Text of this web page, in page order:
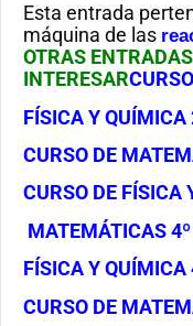
Esta entrada
máquina de las
OTRAS
INTERESAR
FÍSICA Y QUÍMICA
CURSO DE
CURSO DE FÍSICA
MATEMÁTICAS 4º
FÍSICA Y QUÍMICA
CURSO DE